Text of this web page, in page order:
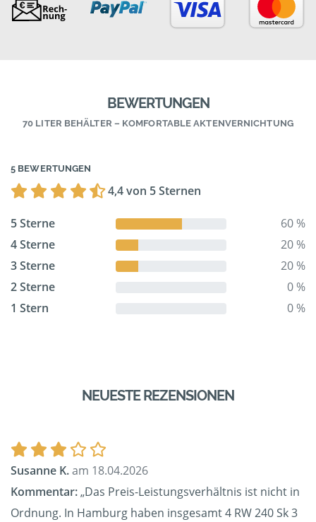
BEWERTUNGEN
70 LITER BEHÄLTER – KOMFORTABLE AKTENVERNICHTUNG
5 BEWERTUNGEN
4,4 von 5 Sternen
5 Sterne
60 %
4 Sterne
20 %
3 Sterne
20 %
2 Sterne
0 %
1 Stern
0 %
NEUESTE REZENSIONEN
Susanne K.am 18.04.2026
Kommentar:„Das Preis-Leistungsverhältnis ist nicht in
Ordnung. In Hamburg haben insgesamt 4 RW 240 Sk 3